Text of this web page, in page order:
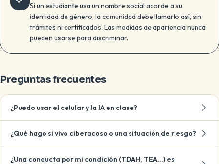
Si un estudiante usa un nombre social acorde a su
identidad de género, la comunidad debe llamarlo así, sin
trámites ni certificados. Las medidas de apariencia nunca
pueden usarse para discriminar.
Preguntas frecuentes
¿Puedo usar el celular y la IA en clase?
¿Qué hago si vivo ciberacoso o una situación de riesgo?
¿Una conducta por mi condición (TDAH, TEA…) es